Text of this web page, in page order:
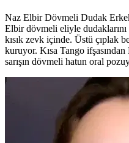
Naz Elbir Dövmeli Dudak
Elbir dövmeli eliyle dudaklarını
kısık zevk içinde. Üstü çıplak
kuruyor. Kısa Tango
sarışın dövmeli hatun oral